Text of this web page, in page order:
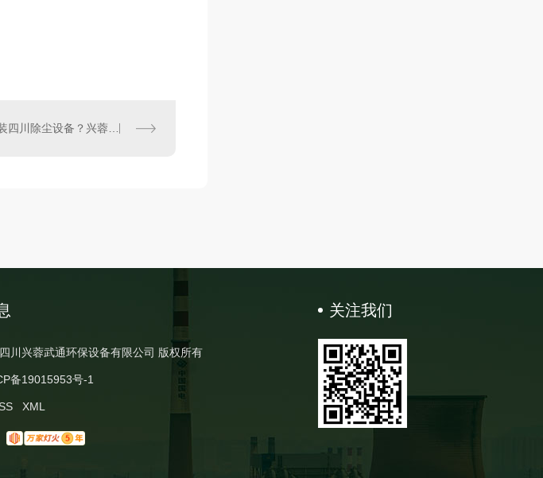
怎样安装四川除尘设备？兴蓉武通带你走一遍流程
川兴蓉武通环保设备有限公司 版权所有
备19015953号-1
XML
关注我们